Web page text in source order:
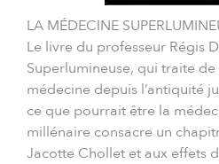
LA MÉDECINE
Le livre du professeur Régis
Superlumineuse, qui traite de
médecine depuis l’antiquité
ce que pourrait être la
millénaire consacre un
Jacotte Chollet et aux effets